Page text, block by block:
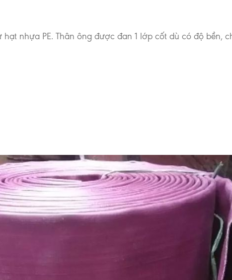
nhựa PE. Thân ông được đan 1 lớp cốt dù có độ bền,